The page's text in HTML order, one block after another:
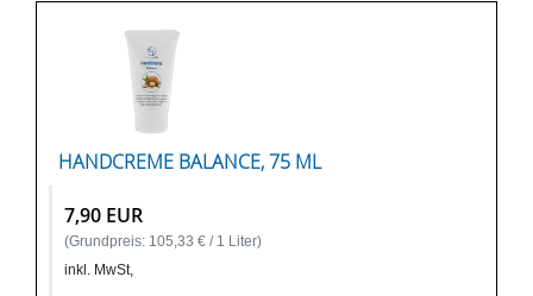
HANDCREME BALANCE, 75 ML
7,90 EUR
(Grundpreis: 105,33 € / 1 Liter)
inkl. MwSt,